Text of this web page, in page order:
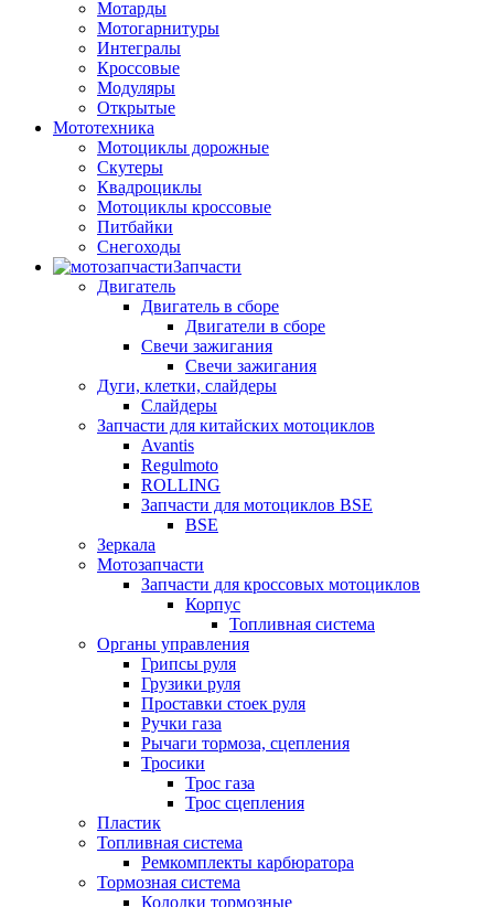
Мотарды
Мотогарнитуры
Интегралы
Кроссовые
Модуляры
Открытые
Мототехника
Мотоциклы дорожные
Скутеры
Квадроциклы
Мотоциклы кроссовые
Питбайки
Снегоходы
Запчасти
Двигатель
Двигатель в сборе
Двигатели в сборе
Свечи зажигания
Свечи зажигания
Дуги, клетки, слайдеры
Слайдеры
Запчасти для китайских мотоциклов
Avantis
Regulmoto
ROLLING
Запчасти для мотоциклов BSE
BSE
Зеркала
Мотозапчасти
Запчасти для кроссовых мотоциклов
Корпус
Топливная система
Органы управления
Грипсы руля
Грузики руля
Проставки стоек руля
Ручки газа
Рычаги тормоза, сцепления
Тросики
Трос газа
Трос сцепления
Пластик
Топливная система
Ремкомплекты карбюратора
Тормозная система
Колодки тормозные